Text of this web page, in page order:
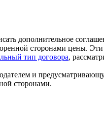
дополнительное
сторонами цены.
тип договора,
и
сторонами.